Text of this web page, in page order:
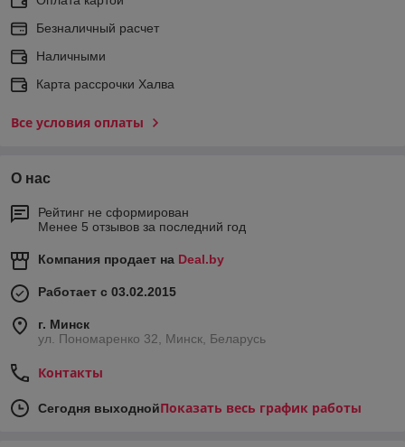
Безналичный расчет
Наличными
Карта рассрочки Халва
Все условия оплаты
О нас
Рейтинг не сформирован
Менее 5 отзывов за последний год
Компания продает на Deal.by
Работает с 03.02.2015
г. Минск
ул. Пономаренко 32, Минск, Беларусь
Контакты
Сегодня выходнойПоказать весь график работы